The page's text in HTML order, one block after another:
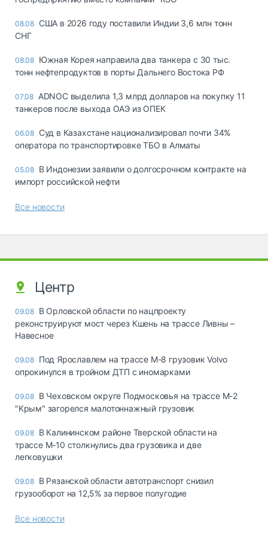
08.08 США в 2026 году поставили Индии 3,6 млн тонн
СНГ
08.08 Южная Корея направила два танкера с 30 тыс.
тонн нефтепродуктов в порты Дальнего Востока РФ
07.08 ADNOC выделила 1,3 млрд долларов на покупку 11
танкеров после выхода ОАЭ из ОПЕК
06.08 Суд в Казахстане национализировал почти 34%
оператора по транспортировке ТБО в Алматы
05.08 В Индонезии заявили о долгосрочном контракте на
импорт российской нефти
Все новости
Центр
09.08 В Орловской области по нацпроекту
реконструируют мост через Кшень на трассе Ливны –
Навесное
09.08 Под Ярославлем на трассе М-8 грузовик Volvo
опрокинулся в тройном ДТП с иномарками
09.08 В Чеховском округе Подмосковья на трассе М-2
"Крым" загорелся малотоннажный грузовик
09.08 В Калининском районе Тверской области на
трассе М-10 столкнулись два грузовика и две
легковушки
09.08 В Рязанской области автотранспорт снизил
грузооборот на 12,5% за первое полугодие
Все новости